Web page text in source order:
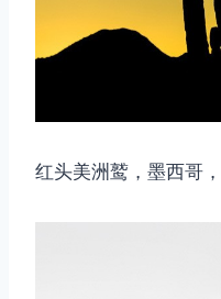
红头美洲鹫，墨西哥